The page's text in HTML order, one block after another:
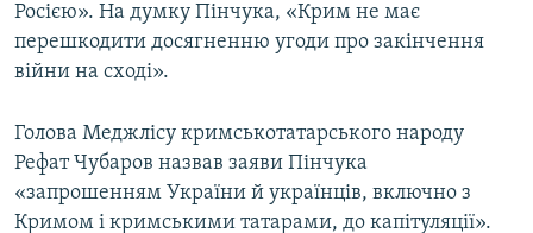
Росією». На думку Пінчука, «Крим не має
перешкодити досягненню угоди про закінчення
війни на сході».
Голова Меджлісу кримськотатарського народу
Рефат Чубаров назвав заяви Пінчука
«запрошенням України й українців, включно з
Кримом і кримськими татарами, до капітуляції».